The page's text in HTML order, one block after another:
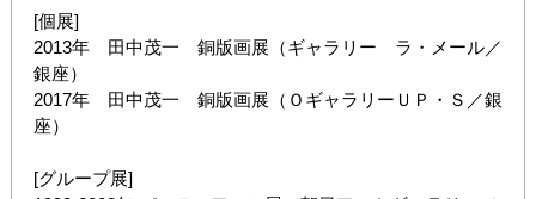
[個展]
2013年　田中茂一　銅版画展（ギャラリー　ラ・メール／
銀座）
2017年　田中茂一　銅版画展（ＯギャラリーＵＰ・Ｓ／銀
座）
[グループ展]